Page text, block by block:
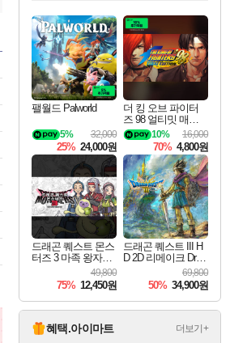
최대 90% 할인가를 만나보세요!
네이버혜택과 함께 만나보세요!
50%할인&추가 적립까지!
이니&베니 혜택까지!
네이버 혜택가와 함께 예약하세요!
할인&네이버혜택으로 만나보세요!
네이버페이 혜택과 만나보세요!
40주년 프로모션으로 만나보세요!
할인가에 만나보세요!
일부 에디션 상시 할인!
혜택으로 예약 판매 중
편안하게 충전하세요
팰월드 Palworld
32,000
5%
25% 24,000원
더 킹 오브 파이터
즈 98 얼티밋 매치
파이널 에디션 THE
KING OF FIGHTER
S 98 ULTIMATE MA
TCH FINAL EDITIO
N
16,000
10%
70% 4,800원
드래곤 퀘스트 몬스
터즈 3 마족 왕자와
엘프의 여행 Dragon
Quest Monsters The
Dark Prince
49,800
75% 12,450원
드래곤 퀘스트 III H
D 2D 리메이크 Drag
on Quest III HD 2D R
emake
69,800
50% 34,900원
혜택.아이마트 더보기+